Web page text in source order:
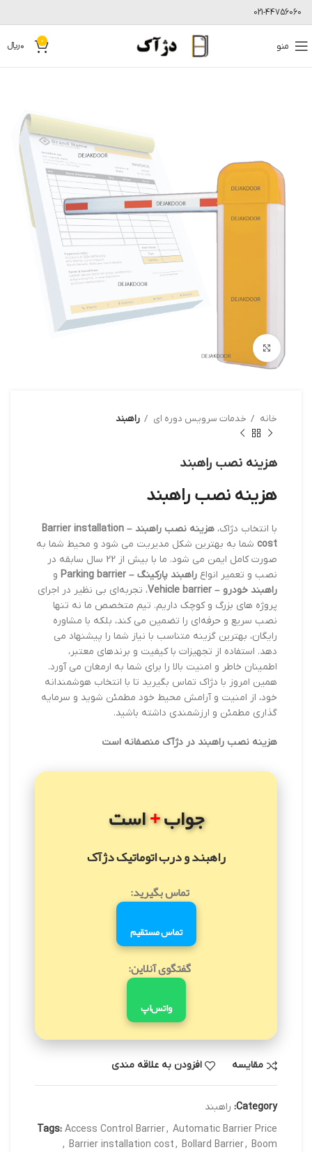
021-44756060
منو 0
0﷼
خانه خدمات سرویس دوره ای راهبند
هزینه نصب راهبند
هزینه نصب راهبند
با انتخاب دژاک،
هزینه نصب راهبند – Barrier installation
cost شما به بهترین شکل مدیریت می شود و محیط شما به
صورت کامل ایمن می شود. ما با بیش از 22 سال سابقه در
نصب و تعمیر انواع راهبند پارکینگ – Parking barrier
و
راهبند خودرو – Vehicle barrier
، تجربه‌ای بی نظیر در اجرای
پروژه های بزرگ و کوچک داریم. تیم متخصص ما نه تنها
نصب سریع و حرفه‌ای را تضمین می کند، بلکه با مشاوره
رایگان، بهترین گزینه متناسب با نیاز شما را پیشنهاد می
دهد. استفاده از تجهیزات با کیفیت و برندهای معتبر،
اطمینان خاطر و امنیت بالا را برای شما به ارمغان می آورد.
همین امروز با دژاک تماس بگیرید تا با انتخاب هوشمندانه
خود، از امنیت و آرامش محیط خود مطمئن شوید و سرمایه
گذاری مطمئن و ارزشمندی داشته باشید.
هزینه نصب راهبند در دژآک منصفانه است
جواب+است
راهبند و درب اتوماتیک دژآک
تماس بگیرید:
تماس مستقیم
گفتگوی آنلاین:
واتس‌اپ
مقایسه افزودن به علاقه مندی
Category: راهبند
Tags: Access Control Barrier, Automatic Barrier Price
, Barrier installation cost, Bollard Barrier, Boom